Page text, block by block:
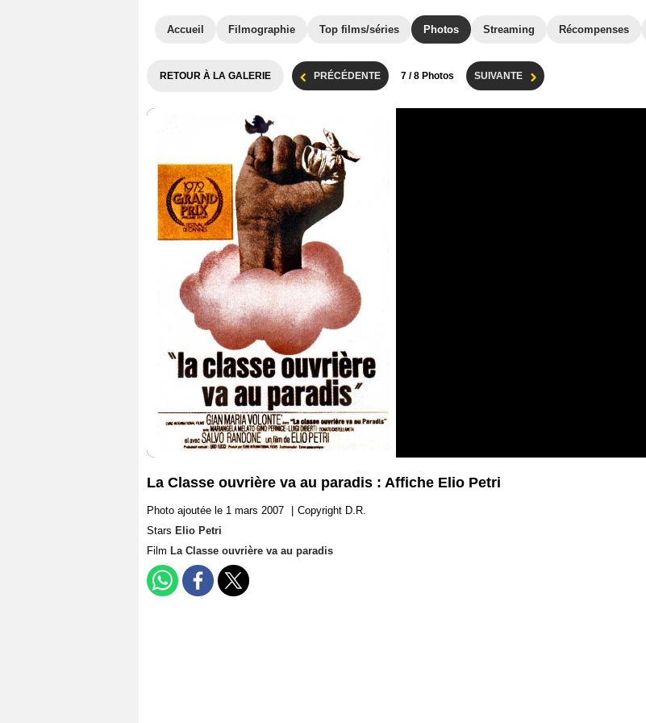
Accueil Filmographie Top films/séries Photos Streaming Récompenses
RETOUR À LA GALERIE PRÉCÉDENTE 7 / 8 Photos SUIVANTE
La Classe ouvrière va au paradis : Affiche Elio Petri
Photo ajoutée le 1 mars 2007
Copyright D.R.
Stars Elio Petri
Film La Classe ouvrière va au paradis